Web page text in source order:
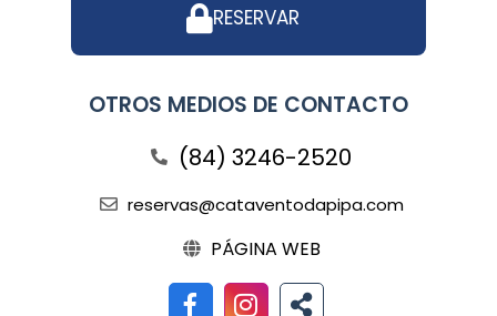
RESERVAR
OTROS MEDIOS DE CONTACTO
(84) 3246-2520
reservas@cataventodapipa.com
PÁGINA WEB